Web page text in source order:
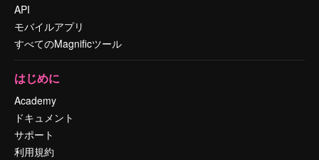
API
モバイルアプリ
すべてのMagnificツール
はじめに
Academy
ドキュメント
サポート
利用規約